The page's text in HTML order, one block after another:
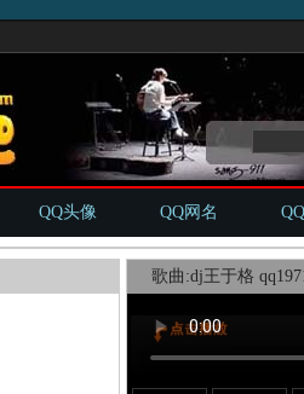
QQ头像 QQ网名
歌曲:dj王于格